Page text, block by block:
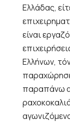
Ελλάδας,
είναι
Ελλήνων,
παραπάνω